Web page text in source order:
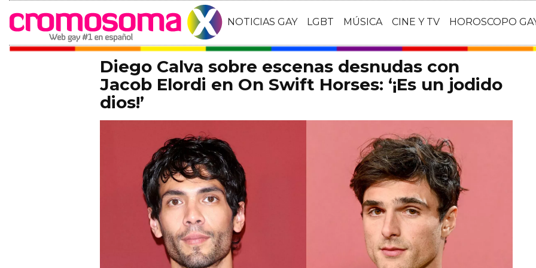
NOTICIAS GAY LGBT MÚSICA CINE Y TV HOROSCOPO
Diego Calva sobre escenas desnudas con
Jacob Elordi en On Swift Horses: ‘¡Es un jodido
dios!’